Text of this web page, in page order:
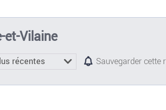
et-Vilaine
Sauvegarder cette